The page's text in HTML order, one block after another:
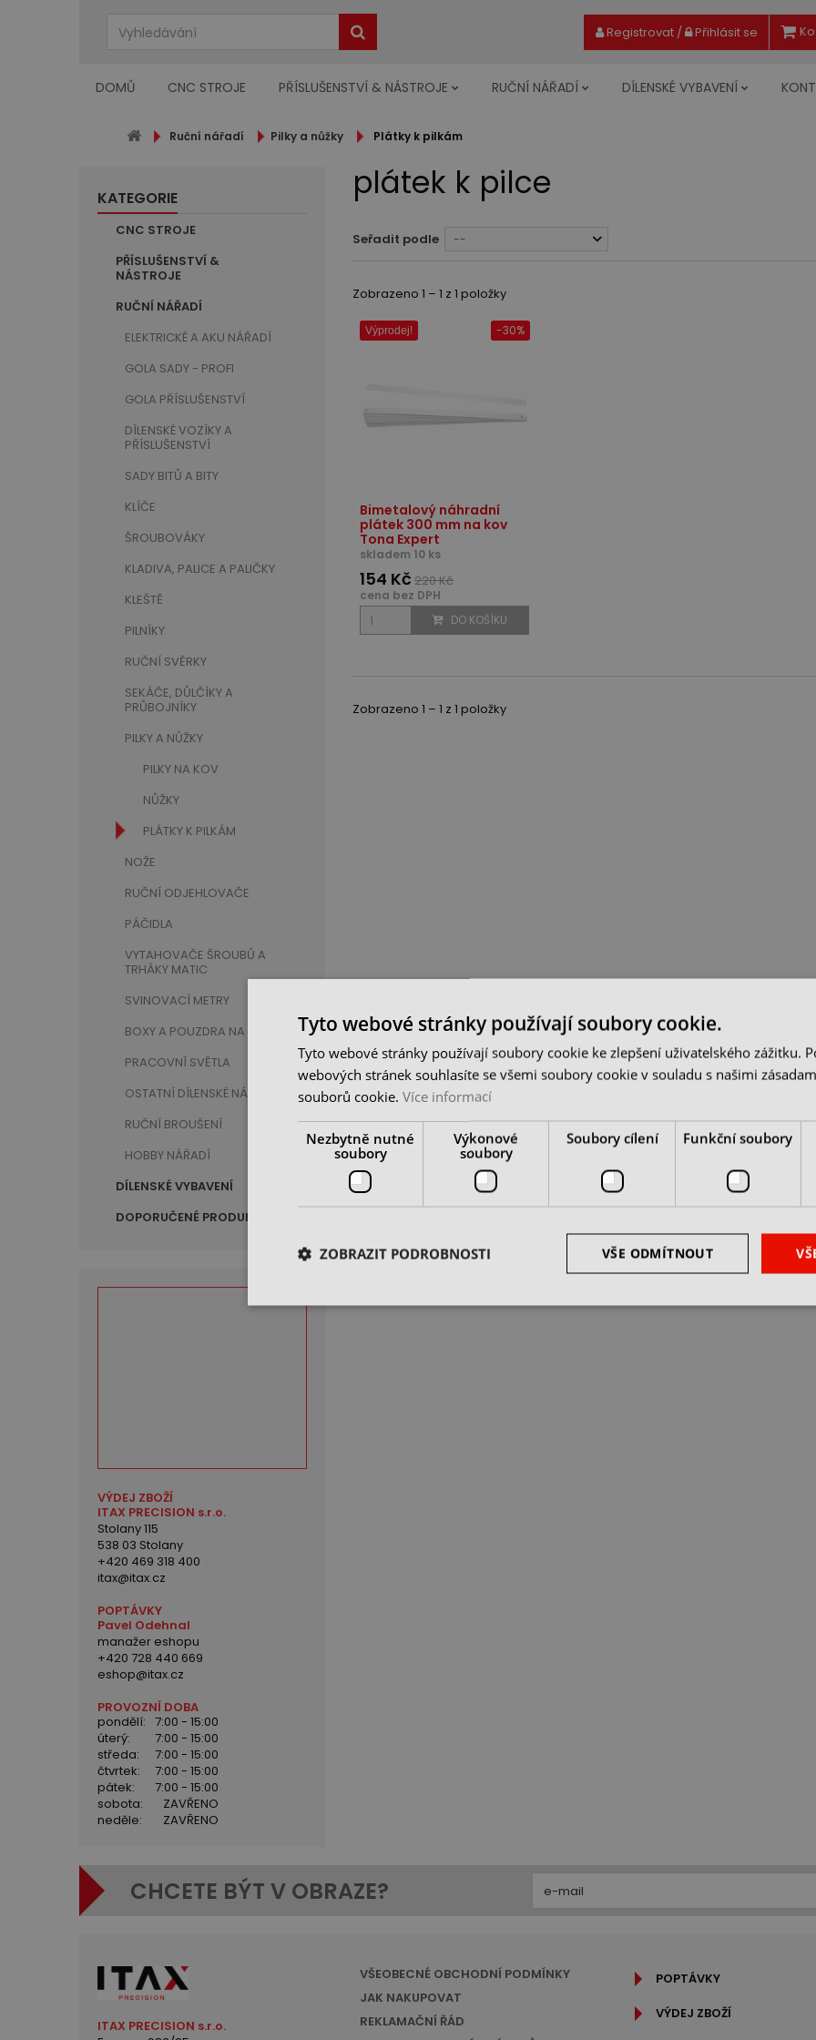
Registrovat/ Přihlásit se
DOMŮ CNC STROJE PŘÍSLUŠENSTVÍ & NÁSTROJE RUČNÍ NÁŘADÍ DÍLENSKÉ VYBAVENÍ
Ruční nářadí Pilky a nůžky Plátky k pilkám
KATEGORIE
CNC STROJE
PŘÍSLUŠENSTVÍ &
NÁSTROJE
RUČNÍ NÁŘADÍ
ELEKTRICKÉ A AKU NÁŘADÍ
GOLA SADY - PROFI
GOLA PŘÍSLUŠENSTVÍ
DÍLENSKÉ VOZÍKY A
PŘÍSLUŠENSTVÍ
SADY BITŮ A BITY
KLÍČE
ŠROUBOVÁKY
KLADIVA, PALICE A PALIČKY
KLEŠTĚ
PILNÍKY
RUČNÍ SVĚRKY
SEKÁČE, DŮLČÍKY A
PRŮBOJNÍKY
PILKY A NŮŽKY
PILKY NA KOV
NŮŽKY
PLÁTKY K PILKÁM
NOŽE
RUČNÍ ODJEHLOVAČE
PÁČIDLA
VYTAHOVAČE ŠROUBŮ A
TRHÁKY MATIC
SVINOVACÍ METRY
BOXY A POUZDRA NA NÁŘADÍ
PRACOVNÍ SVĚTLA
OSTATNÍ DÍLENSKÉ NÁŘADÍ
RUČNÍ BROUŠENÍ
HOBBY NÁŘADÍ
DÍLENSKÉ VYBAVENÍ
DOPORUČENÉ PRODUKTY
VÝDEJ ZBOŽÍ
ITAX PRECISION s.r.o.
Stolany 115
538 03 Stolany
+420 469 318 400
itax@itax.cz
POPTÁVKY
Pavel Odehnal
manažer eshopu
+420 728 440 669
eshop@itax.cz
PROVOZNÍ DOBA
pondělí:
7:00 - 15:00
úterý:
7:00 - 15:00
středa:
7:00 - 15:00
čtvrtek:
7:00 - 15:00
pátek:
7:00 - 15:00
sobota:
ZAVŘENO
neděle:
ZAVŘENO
plátek k pilce
Seřadit podle --
Zobrazeno 1 – 1 z 1 položky
Výprodej!
Bimetalový náhradní
plátek 300 mm na kov
Tona Expert
skladem 10 ks
154 Kč 220 Kč
-30%
cena bez DPH
DO KOŠÍKU
Zobrazeno 1 – 1 z 1 položky
CHCETE BÝT V OBRAZE?
ITAX PRECISION s.r.o.
VŠEOBECNÉ OBCHODNÍ PODMÍNKY
JAK NAKUPOVAT
REKLAMAČNÍ ŘÁD
POPTÁVKY
VÝDEJ ZBOŽÍ
Tyto webové stránky používají soubory cookie.
Tyto webové stránky používají soubory cookie ke zlepšení uživatelského zážitku.
webových stránek souhlasíte se všemi soubory cookie v souladu s našimi
souborů cookie. Více informací
Nezbytně nutné
soubory
Výkonové
soubory
Soubory cílení Funkční soubory
VŠE ODMÍTNOUT
ZOBRAZIT PODROBNOSTI